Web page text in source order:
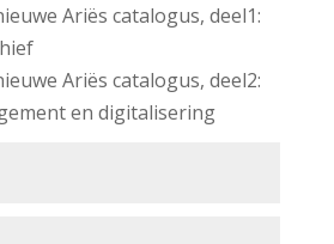
Ariës catalogus, deel1:
Ariës catalogus, deel2:
en digitalisering